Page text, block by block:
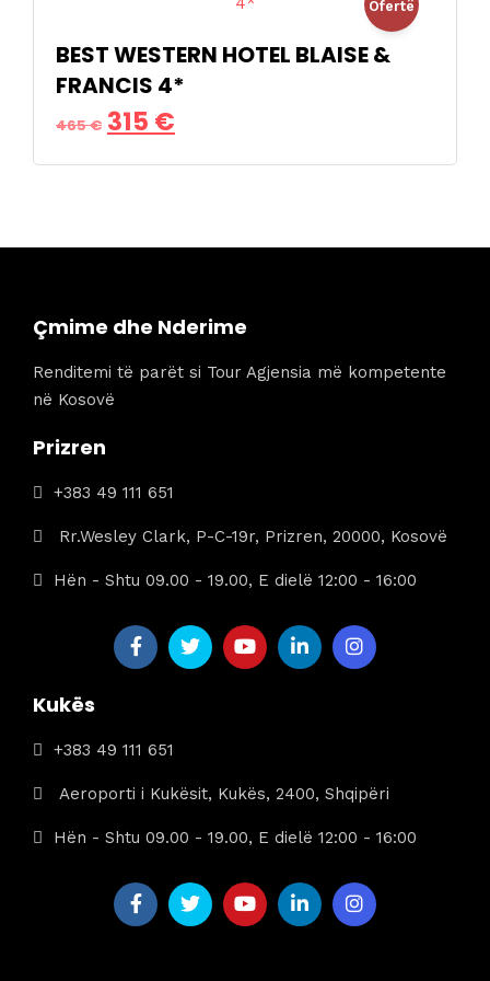
Ofertë
BEST WESTERN HOTEL BLAISE &
FRANCIS 4*
465€ Çmimi
origjinal
465 €.
315 €
i
është:
Çmime dhe Nderime
Renditemi të parët si Tour Agjensia më kompetente
në Kosovë
Prizren
+383 49 111 651
Rr.Wesley Clark, P-C-19r, Prizren, 20000, Kosovë
Hën - Shtu 09.00 - 19.00, E dielë 12:00 - 16:00
Kukës
+383 49 111 651
Aeroporti i Kukësit, Kukës, 2400, Shqipëri
Hën - Shtu 09.00 - 19.00, E dielë 12:00 - 16:00